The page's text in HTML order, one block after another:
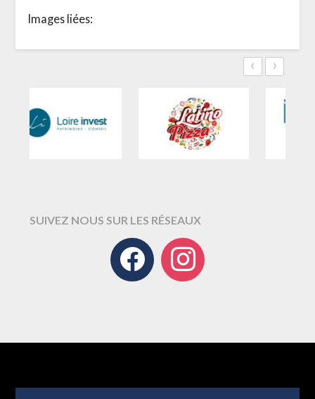
Images liées:
‹ ›
SUIVEZ NOUS SUR LES RÉSEAUX